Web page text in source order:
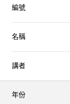
編號
名稱
講者
年份